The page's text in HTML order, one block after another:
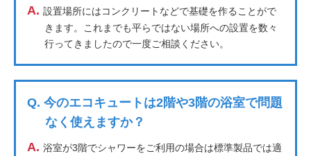
A. 設置場所にはコンクリートなどで基礎を作ることがで
きます。これまでも平らではない場所への設置を数々
行ってきましたので一度ご相談ください。
Q. 今のエコキュートは2階や3階の浴室で問題
なく使えますか？
A. 浴室が3階でシャワーをご利用の場合は標準製品では適